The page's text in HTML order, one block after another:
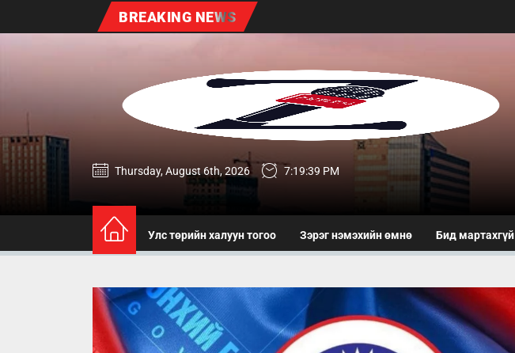
BREAKING NEWS
zereg.mn
Thursday, August 6th, 2026 7:19:40 PM
Улс төрийн халуун тогоо Зэрэг нэмэхийн өмнө Бид мартахгүй